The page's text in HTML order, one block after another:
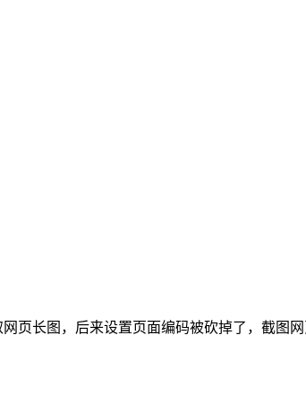
页长图，后来设置页面编码被砍掉了，截图